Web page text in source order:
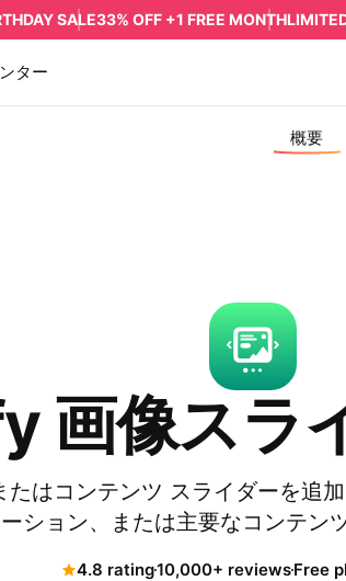
SALE33% OFF +1 FREE MONTH
ター
概要
画像スラ
たはコンテンツ スライダーを追
ション、または主要なコンテン
4.8 rating10,000+ reviewsFree